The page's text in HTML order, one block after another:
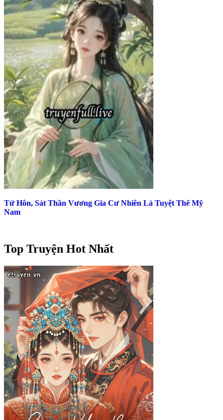
Tứ Hôn, Sát Thần Vương Gia Cư Nhiên Là Tuyệt Thế Mỹ
Nam
Top Truyện Hot Nhất